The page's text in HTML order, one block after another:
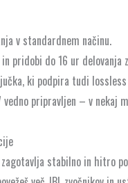
v standardnem načinu.
pridobi do 16 ur delovanja
ki podpira tudi
pripravljen – v nekaj
stabilno in hitro